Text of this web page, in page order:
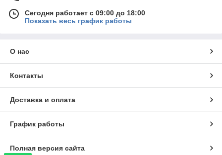
Сегодня работает с 09:00 до 18:00
Показать весь график работы
О нас
Контакты
Доставка и оплата
График работы
Полная версия сайта